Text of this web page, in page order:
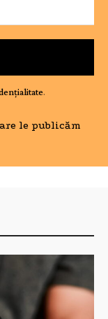
.
le publicăm